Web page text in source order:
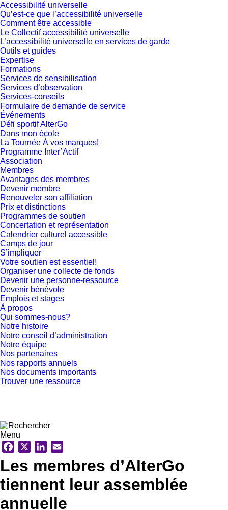
Accessibilité universelle
Qu’est-ce que l’accessibilité universelle
Comment être accessible
Le Collectif accessibilité universelle
L’accessibilité universelle en services de garde
Outils et guides
Expertise
Formations
Services de sensibilisation
Services d’observation
Services-conseils
Formulaire de demande de service
Événements
Défi sportif AlterGo
Dans mon école
La Tournée À vos marques!
Programme Inter’Actif
Association
Membres
Avantages des membres
Devenir membre
Renouveler son affiliation
Prix et distinctions
Programmes de soutien
Concertation et représentation
Calendrier culturel accessible
Camps de jour
S’impliquer
Votre soutien est essentiel!
Organiser une collecte de fonds
Devenir une personne-ressource
Devenir bénévole
Emplois et stages
À propos
Qui sommes-nous?
Notre histoire
Notre conseil d’administration
Notre équipe
Nos partenaires
Nos rapports annuels
Nos documents importants
Trouver une ressource
Menu
Facebook LinkedIn
Les membres d’AlterGo
tiennent leur assemblée
annuelle